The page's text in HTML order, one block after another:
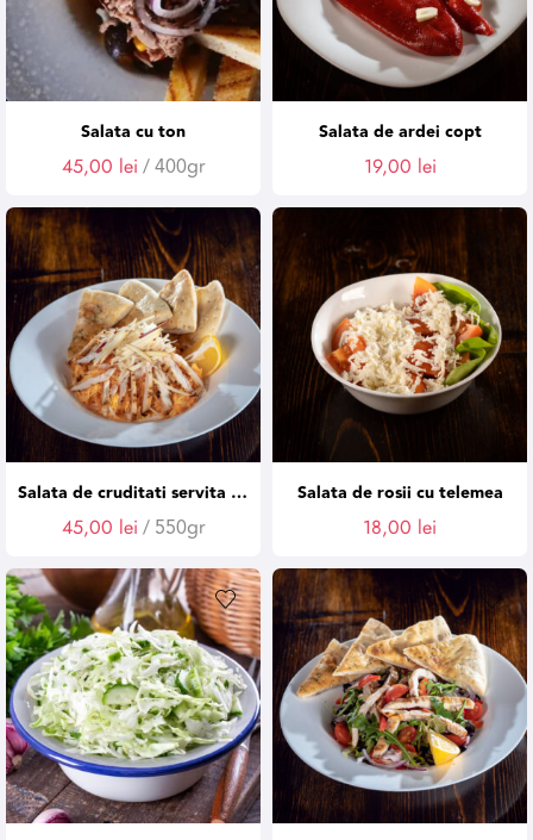
Salata cu ton
45,00 lei / 400gr
Salata de ardei copt
19,00 lei
Salata de cruditati servita cu piept de pui
45,00 lei / 550gr
Salata de rosii cu telemea
18,00 lei